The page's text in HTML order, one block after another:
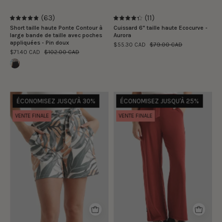
(63)
Short taille haute Ponte Contour à
large bande de taille avec poches
appliquées - Pin doux
$71.40 CAD
$102.00 CAD
(11)
Cuissard 6" taille haute Ecocurve -
Aurora
$55.30 CAD
$79.00 CAD
Maude
porte
la
taille
S
|
Maude
is
size
ÉCONOMISEZ JUSQU'À 30%
VENTE FINALE
Maude
porte
S
Maude
is
wearing
size
ÉCONOMISEZ JUSQU'À 25%
VENTE FINALE